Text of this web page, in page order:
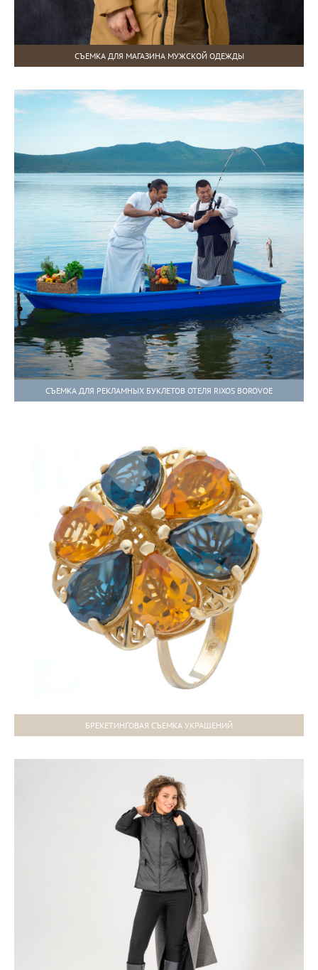
СЪЕМКА ДЛЯ МАГАЗИНА МУЖСКОЙ ОДЕЖДЫ
СЪЕМКА ДЛЯ РЕКЛАМНЫХ БУКЛЕТОВ ОТЕЛЯ RIXOS BOROVOE
БРЕКЕТИНГОВАЯ СЪЕМКА УКРАШЕНИЙ